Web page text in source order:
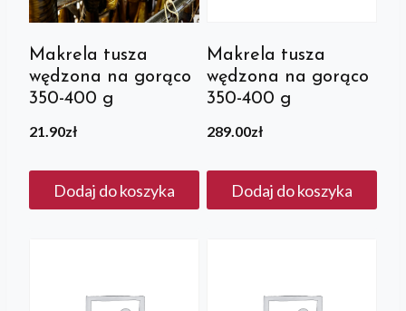
Makrela tusza
wędzona na gorąco
350-400 g
21.90zł
Dodaj do koszyka
Makrela tusza
wędzona na gorąco
350-400 g
289.00zł
Dodaj do koszyka